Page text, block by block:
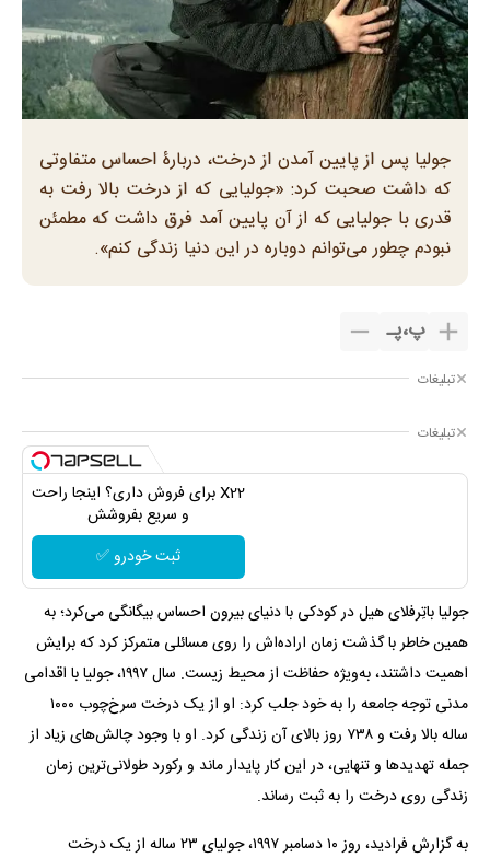
جولیا پس از پایین آمدن از درخت، دربارۀ احساس متفاوتی
که داشت صحبت کرد: «جولیایی که از درخت بالا رفت به
قدری با جولیایی که از آن پایین آمد فرق داشت که مطمئن
نبودم چطور می‌توانم دوباره در این دنیا زندگی کنم».
پ،پـ
تبلیغات
تبلیغات
X22 برای فروش داری؟ اینجا راحت
و سریع بفروشش
ثبت خودرو ✅
جولیا باتِرفلای هیل در کودکی با دنیای بیرون احساس بیگانگی می‌کرد؛ به
همین خاطر با گذشت زمان اراده‌اش را روی مسائلی متمرکز کرد که برایش
اهمیت داشتند، به‌ویژه حفاظت از محیط زیست. سال ۱۹۹۷، جولیا با اقدامی
مدنی توجه جامعه را به خود جلب کرد: او از یک درخت سرخ‌چوب ۱۰۰۰
ساله بالا رفت و ۷۳۸ روز بالای آن زندگی کرد. او با وجود چالش‌های زیاد از
جمله تهدیدها و تنهایی، در این کار پایدار ماند و رکورد طولانی‌ترین زمان
زندگی روی درخت را به ثبت رساند.
به گزارش فرادید، روز ۱۰ دسامبر ۱۹۹۷، جولیای ۲۳ ساله از یک درخت